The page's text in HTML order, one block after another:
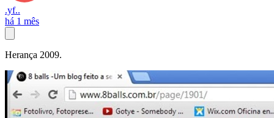
.yf..
há 1 mês
Herança 2009.